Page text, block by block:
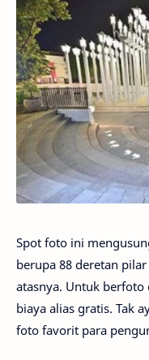
Spot foto ini
berupa 88 deretan
atasnya. Untuk berfoto
biaya alias gratis. Tak
foto favorit para